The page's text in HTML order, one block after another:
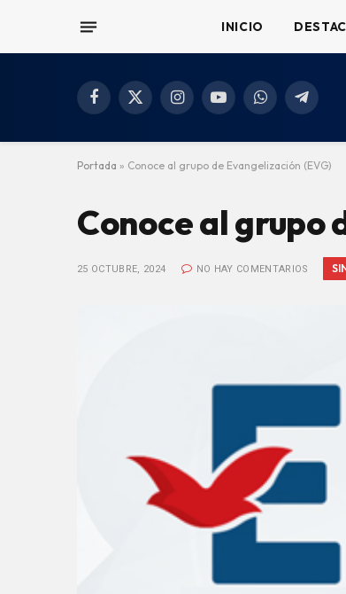
INICIO
Facebook
X
InstagramYouTubeWhatsAppTelegram
Portada » Conoce al grupo de Evangelización (EVG)
Conoce al grupo
25 OCTUBRE, 2024 NO HAY COMENTARIOS